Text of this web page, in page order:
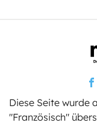
Diese Seite wurde
"Französisch"